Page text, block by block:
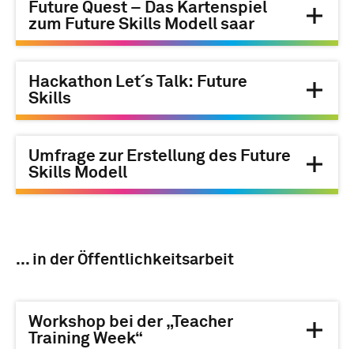
Future Quest – Das Kartenspiel
zum Future Skills Modell saar
Hackathon Let´s Talk: Future
Skills
Umfrage zur Erstellung des Future
Skills Modell
... in der Öffentlichkeitsarbeit
Workshop bei der „Teacher
Training Week“